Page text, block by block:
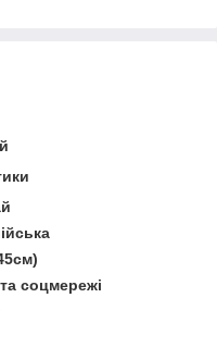
та соцмережі